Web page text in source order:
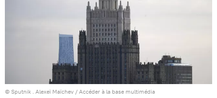
© Sputnik . Alexeï Maïchev / Accéder à la base multimédia